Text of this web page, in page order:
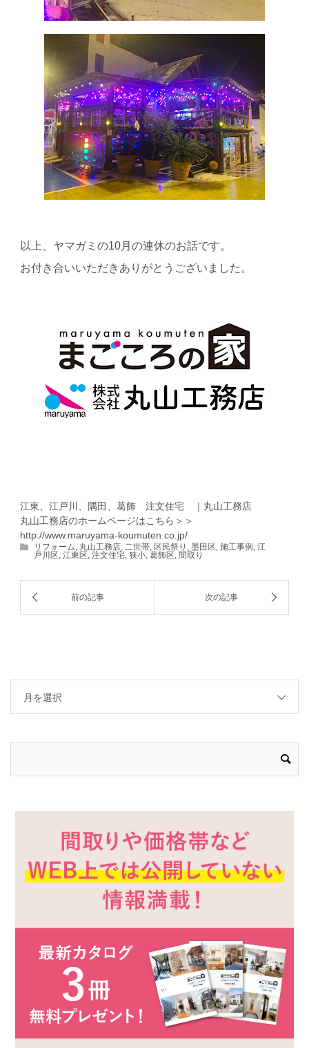
以上、ヤマガミの10月の連休のお話です。
お付き合いいただきありがとうございました。
江東、江戸川、隅田、葛飾 注文住宅 ｜丸山工務店
丸山工務店のホームページはこちら＞＞
http://www.maruyama-koumuten.co.jp/
リフォーム, 丸山工務店, 二世帯, 区民祭り , 墨田区, 施工事例 , 江
戸川区, 江東区, 注文住宅, 狭小, 葛飾区, 間取り
月を選択